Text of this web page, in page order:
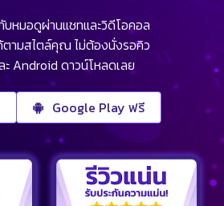
หมอดูผ่านแชทและวิดีโอคอล
ามสไตล์คุณ ไม่ต้องนั่งรอคิว
ะ Android ดาวน์โหลดเลย
Google Play ฟรี